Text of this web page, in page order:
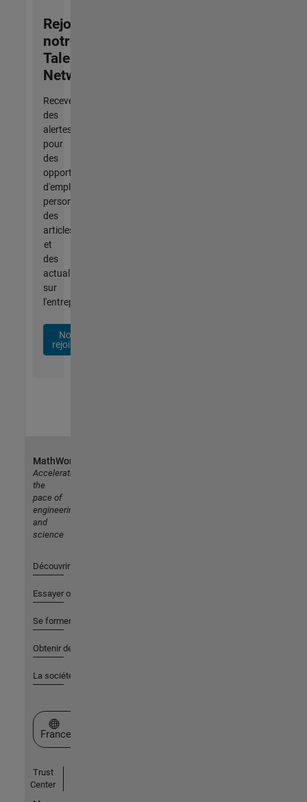
Rejoignez
notre
Talent
Network
Recevez
des
alertes
pour
des
opportunités
d'emploi
personnalisées,
des
articles
et
des
actualités
sur
l'entreprise.
Nous
rejoindre
MathWorks
Accelerating
the
pace of
engineering
and
science
Découvrir les produits
Essayer ou acheter
Se former
Obtenir de l'aide
La société
Sélectionner un site web
France
Trust
Center